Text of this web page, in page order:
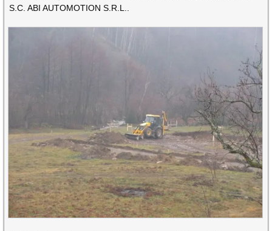
S.C. ABI AUTOMOTION S.R.L..